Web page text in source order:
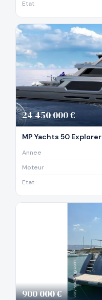
Etat
24 450 000 €
MP Yachts 50 Explorer
Annee
Moteur
Etat
900 000 €